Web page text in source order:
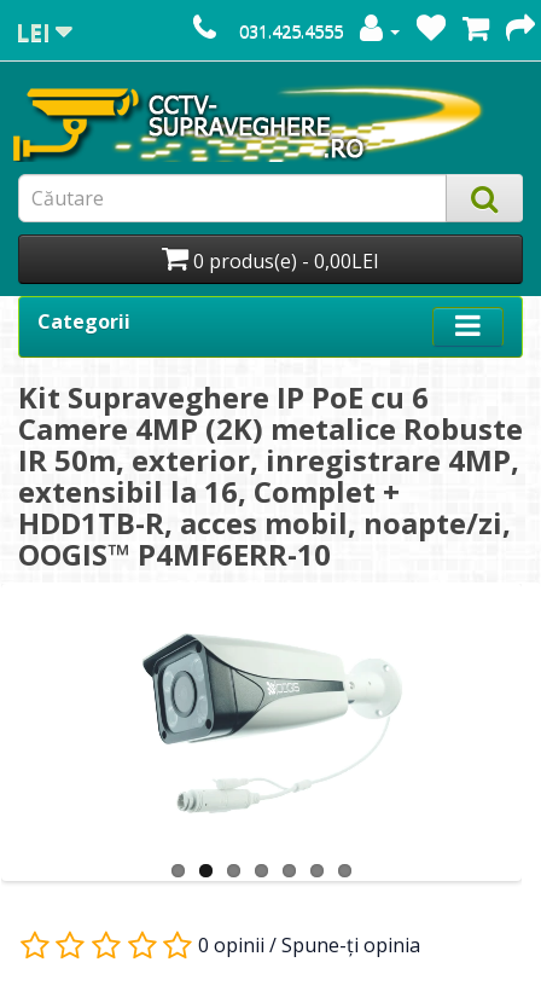
LEI 031.425.4555
0 produs(e) - 0,00LEI
Categorii
Kit Supraveghere IP PoE cu 6
Camere 4MP (2K) metalice Robuste
IR 50m, exterior, inregistrare 4MP,
extensibil la 16, Complet +
HDD1TB-R, acces mobil, noapte/zi,
OOGIS™ P4MF6ERR-10
0 opinii /Spune-ţi opinia